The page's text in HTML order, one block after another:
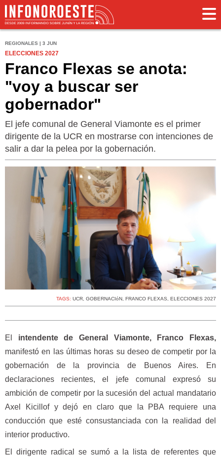
REGIONALES | 3 JUN
ELECCIONES 2027
Franco Flexas se anota:
"voy a buscar ser
gobernador"
El jefe comunal de General Viamonte es el primer
dirigente de la UCR en mostrarse con intenciones de
salir a dar la pelea por la gobernación.
TAGS: UCR, GOBERNACIóN, FRANCO FLEXAS, ELECCIONES 2027
El
intendente de General Viamonte, Franco Flexas,
manifestó en las últimas horas su deseo de competir por la
gobernación de la provincia de Buenos Aires. En
declaraciones recientes, el jefe comunal expresó su
ambición de competir por la sucesión del actual mandatario
Axel Kicillof y dejó en claro que la PBA requiere una
conducción que esté consustanciada con la realidad del
interior productivo.
El dirigente radical se sumó a la lista de referentes que